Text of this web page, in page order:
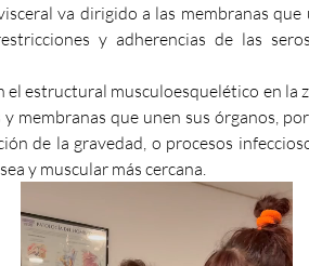
va dirigido a las membranas
y adherencias de las
el estructural musculoesquelético en la
membranas que unen sus órganos,
de la gravedad, o procesos
y muscular más cercana.